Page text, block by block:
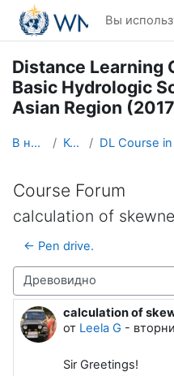
Перейти к основному
Вы
Distance Learning
Basic Hydrologic
Asian Region
В начало Курсы
Course Forum
calculation of
← Pen drive.
Режим отображения
calculation of
от Leela G -
Количество
Sir Greetings!